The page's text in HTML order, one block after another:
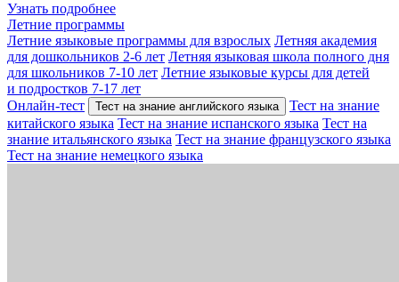
Узнать подробнее
Летние программы
Летние языковые программы для взрослых Летняя академия
для дошкольников 2-6 лет Летняя языковая школа полного дня
для школьников 7-10 лет Летние языковые курсы для детей
и подростков 7-17 лет
Онлайн-тест
Тест на знание английского языка
Тест на знание
китайского языка Тест на знание испанского языка Тест на
знание итальянского языка Тест на знание французского языка
Тест на знание немецкого языка